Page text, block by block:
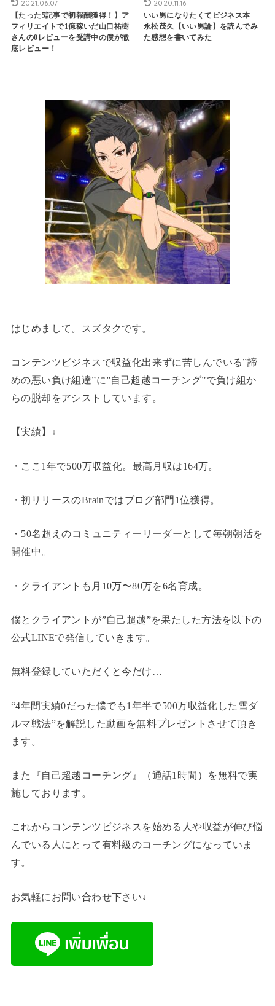
2021.06.07
【たった5記事で初報酬獲得！】ア
フィリエイトで1億稼いだ山口祐樹
さんの0レビューを受講中の僕が徹
底レビュー！
2020.11.16
いい男になりたくてビジネス本
永松茂久【いい男論】を読んでみ
た感想を書いてみた
はじめまして。スズタクです。
コンテンツビジネスで収益化出来ずに苦しんでいる”諦
めの悪い負け組達”に”自己超越コーチング”で負け組か
らの脱却をアシストしています。
【実績】↓
・ここ1年で500万収益化。最高月収は164万。
・初リリースのBrainではブログ部門1位獲得。
・50名超えのコミュニティーリーダーとして毎朝朝活を
開催中。
・クライアントも月10万〜80万を6名育成。
僕とクライアントが”自己超越”を果たした方法を以下の
公式LINEで発信していきます。
無料登録していただくと今だけ…
“4年間実績0だった僕でも1年半で500万収益化した雪ダ
ルマ戦法”を解説した動画を無料プレゼントさせて頂き
ます。
また『自己超越コーチング』（通話1時間）を無料で実
施しております。
これからコンテンツビジネスを始める人や収益が伸び悩
んでいる人にとって有料級のコーチングになっていま
す。
お気軽にお問い合わせ下さい↓